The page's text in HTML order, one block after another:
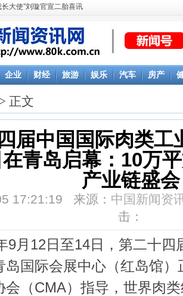
大使”刘璇官宣二胎喜讯
企业 财经 旅游 娱乐 汽车 房产
> 正文
届中国国际肉类工
青岛启幕：10万
产业链盛会
17:21:19 来源： 中国新闻资
击：
12日至14日，第二十四
岛国际会展中心（红岛馆
会（CMA）指导，世界肉